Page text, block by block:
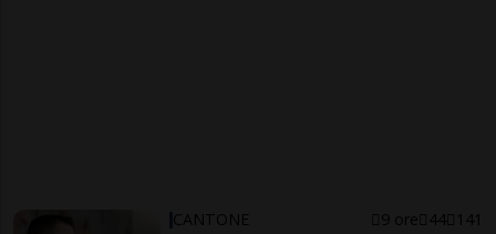
CANTONE 9 ore 44 141